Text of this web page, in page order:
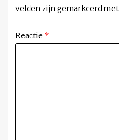
velden zijn gemarkeerd met
Reactie *